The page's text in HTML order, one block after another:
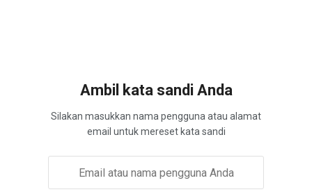
Ambil kata sandi Anda
Silakan masukkan nama pengguna atau alamat
email untuk mereset kata sandi